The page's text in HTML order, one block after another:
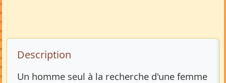
Description de l’annonce
Description
Un homme seul à la recherche d'une femme